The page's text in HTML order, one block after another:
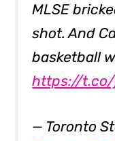
MLSE
shot. And
basketball
https://t.co/
— Toronto